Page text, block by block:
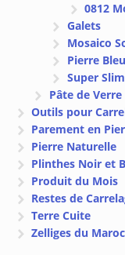
0812
Galets
Mosaico
Pierre
Super
Pâte de Verre
Outils pour
Parement en
Pierre Naturelle
Plinthes Noir et
Produit du Mois
Restes de
Terre Cuite
Zelliges du Maroc